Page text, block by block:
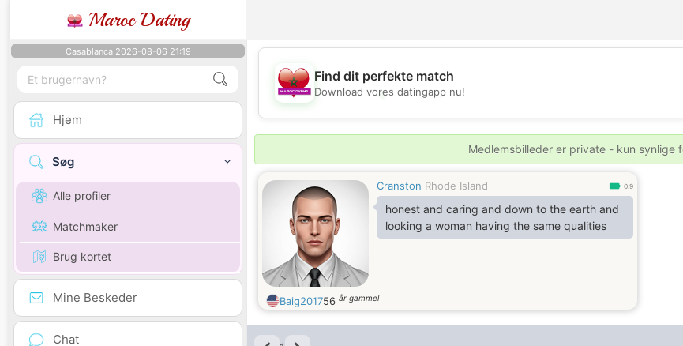
Maroc Dating
Casablanca 2026-08-06 21:19
Hjem
Søg
Alle profiler
Matchmaker
Brug kortet
Mine Beskeder
Chat
💖
💕
Find dit perfekte match
Download vores datingapp nu!
Medlemsbilleder er private - kun synlige
Cranston Rhode Island 0.9
honest and caring and down to the earth and
looking a woman having the same qualities
Baig201756 år gammel